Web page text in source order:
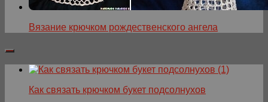
Вязание крючком рождественского ангела
Как связать крючком букет подсолнухов